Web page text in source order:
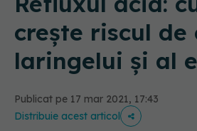
crește riscul de
laringelui și al
Publicat pe 17 mar 2021, 17:43
Distribuie acest articol